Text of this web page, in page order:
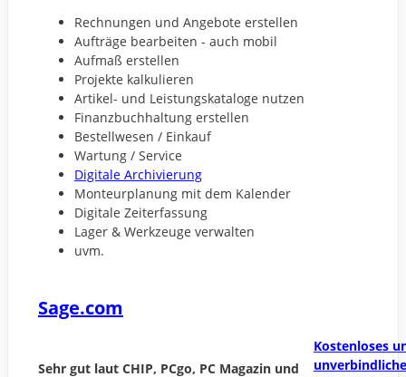
Rechnungen und Angebote erstellen
Aufträge bearbeiten - auch mobil
Aufmaß erstellen
Projekte kalkulieren
Artikel- und Leistungskataloge nutzen
Finanzbuchhaltung erstellen
Bestellwesen / Einkauf
Wartung / Service
Digitale Archivierung
Monteurplanung mit dem Kalender
Digitale Zeiterfassung
Lager & Werkzeuge verwalten
uvm.
Sage.com
Sehr gut laut CHIP, PCgo, PC Magazin und
Kostenloses